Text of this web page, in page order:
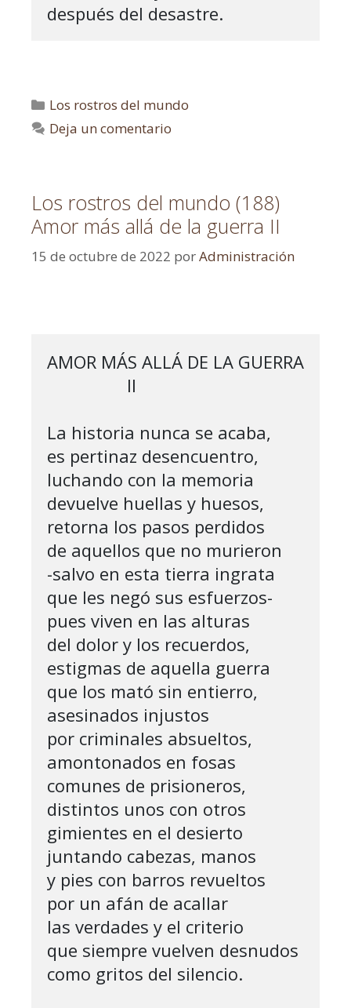
después del desastre.
Los rostros del mundo
Deja un comentario
Los rostros del mundo (188)
Amor más allá de la guerra II
15 de octubre de 2022 porAdministración
AMOR MÁS ALLÁ DE LA GUERRA
La historia nunca se acaba,
es pertinaz desencuentro,
luchando con la memoria
devuelve huellas y huesos,
retorna los pasos perdidos
de aquellos que no murieron
-salvo en esta tierra ingrata
que les negó sus esfuerzos-
pues viven en las alturas
del dolor y los recuerdos,
estigmas de aquella guerra
que los mató sin entierro,
asesinados injustos
por criminales absueltos,
amontonados en fosas
comunes de prisioneros,
distintos unos con otros
gimientes en el desierto
juntando cabezas, manos
y pies con barros revueltos
por un afán de acallar
las verdades y el criterio
que siempre vuelven desnudos
como gritos del silencio.